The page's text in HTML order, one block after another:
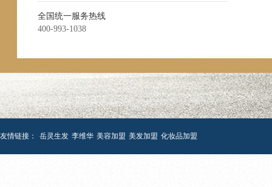
全国统一服务热线
400-993-1038
友情链接： 岳灵生发 李维华 美容加盟 美发加盟 化妆品加盟